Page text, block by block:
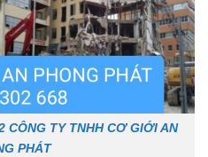
CÔNG TY TNHH CƠ GIỚI AN
PHÁT